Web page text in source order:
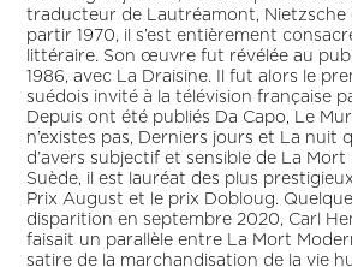
traducteur de Lautréamont, Nietzsche
partir 1970, il s’est entièrement
littéraire. Son œuvre fut révélée au
1986, avec La Draisine. Il fut alors le
suédois invité à la télévision française
Depuis ont été publiés Da Capo, Le
n’existes pas, Derniers jours et La nuit
d’avers subjectif et sensible de La Mort
Suède, il est lauréat des plus
Prix August et le prix Dobloug.
disparition en septembre 2020, Carl
faisait un parallèle entre La Mort
satire de la marchandisation de la vie